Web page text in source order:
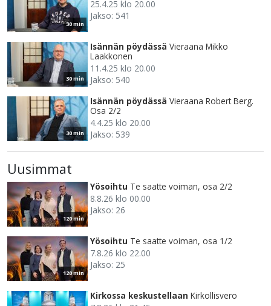
30 min
25.4.25 klo 20.00
Jakso: 541
30 min
Isännän pöydässä Vieraana Mikko
Laakkonen
11.4.25 klo 20.00
Jakso: 540
30 min
Isännän pöydässä Vieraana Robert Berg.
Osa 2/2
4.4.25 klo 20.00
Jakso: 539
Uusimmat
120 min
Yösoihtu Te saatte voiman, osa 2/2
8.8.26 klo 00.00
Jakso: 26
120 min
Yösoihtu Te saatte voiman, osa 1/2
7.8.26 klo 22.00
Jakso: 25
Kirkossa keskustellaan Kirkollisvero